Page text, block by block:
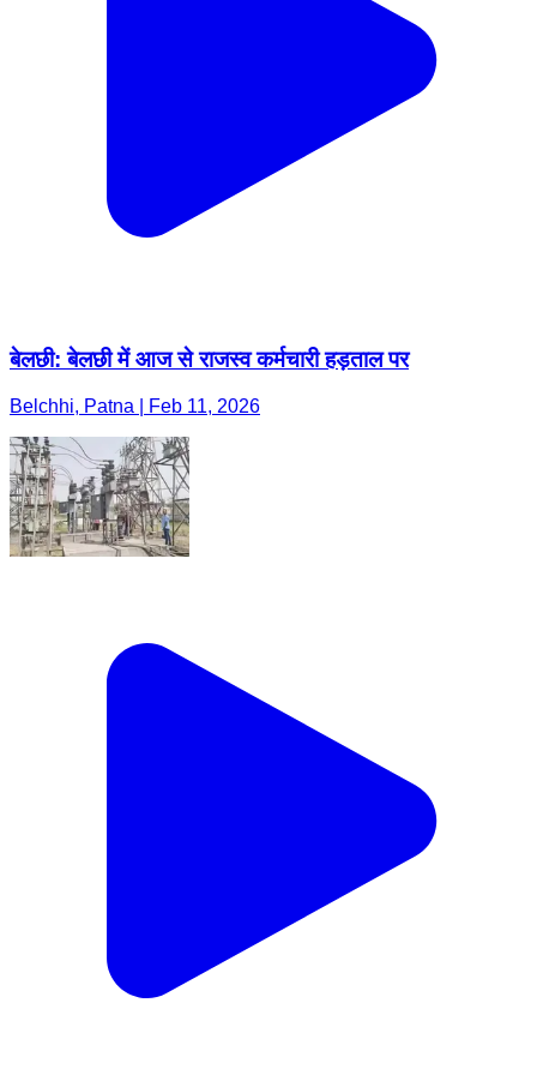
बेलछी: बेलछी में आज से राजस्व कर्मचारी हड़ताल पर
Belchhi, Patna | Feb 11, 2026